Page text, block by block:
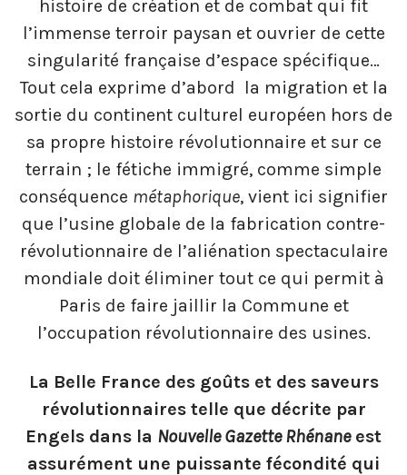
histoire de création et de combat qui fit
l’immense terroir paysan et ouvrier de cette
singularité française d’espace spécifique…
Tout cela exprime d’abord la migration et la
sortie du continent culturel européen hors de
sa propre histoire révolutionnaire et sur ce
terrain ; le fétiche immigré, comme simple
conséquence métaphorique, vient ici signifier
que l’usine globale de la fabrication contre-
révolutionnaire de l’aliénation spectaculaire
mondiale doit éliminer tout ce qui permit à
Paris de faire jaillir la Commune et
l’occupation révolutionnaire des usines.
La Belle France des goûts et des saveurs
révolutionnaires telle que décrite par
Engels dans la Nouvelle Gazette Rhénaneest
assurément une puissante fécondité qui